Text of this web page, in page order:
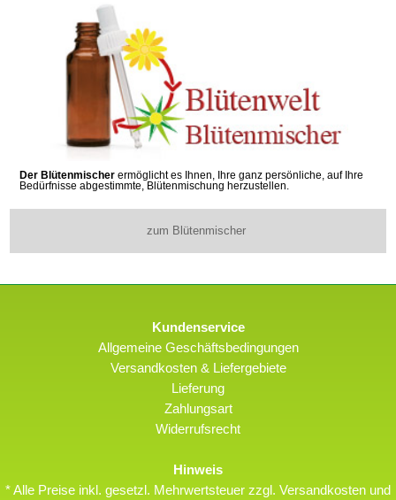
Der Blütenmischer ermöglicht es Ihnen, Ihre ganz persönliche, auf Ihre
Bedürfnisse abgestimmte, Blütenmischung herzustellen.
zum Blütenmischer
Kundenservice
Allgemeine Geschäftsbedingungen
Versandkosten & Liefergebiete
Lieferung
Zahlungsart
Widerrufsrecht
Hinweis
* Alle Preise inkl. gesetzl. Mehrwertsteuer zzgl. Versandkosten und